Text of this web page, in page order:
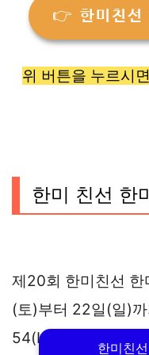
한미친
👉 한미친선
위 버튼을 누르시
한미 친선 한
제20회 한미친선
(토)부터 22일(일)
54(K-6 밀렛 게이트